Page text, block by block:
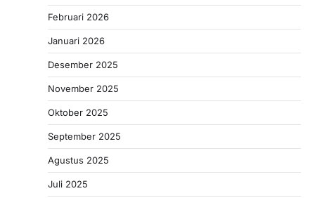
Februari 2026
Januari 2026
Desember 2025
November 2025
Oktober 2025
September 2025
Agustus 2025
Juli 2025